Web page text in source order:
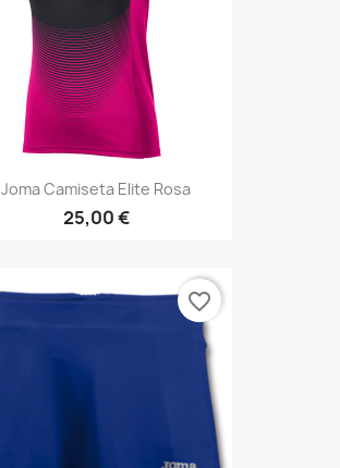
Joma Camiseta Elite Rosa
25,00 €
favorite_border